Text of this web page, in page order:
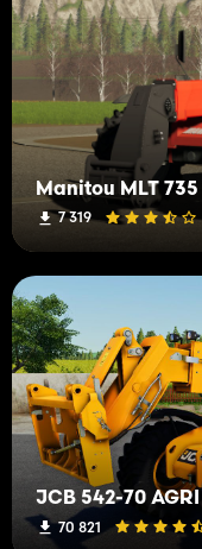
Manitou MLT 735
7 319
JCB 542-70 AGRI
70 821